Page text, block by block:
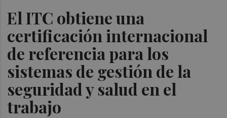
El ITC obtiene una
certificación internacional
de referencia para los
sistemas de gestión de la
seguridad y salud en el
trabajo